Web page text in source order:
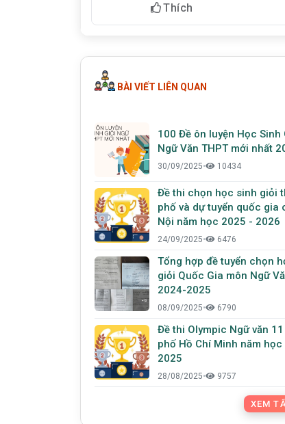
Thích
BÀI VIẾT LIÊN QUAN
100 Đề ôn luyện Học Sinh
Ngữ Văn THPT mới nhất
30/09/2025• 10434
Đề thi chọn học sinh giỏi
phố và dự tuyển quốc gia
Nội năm học 2025 - 2026
24/09/2025• 6476
Tổng hợp đề tuyển chọn
giỏi Quốc Gia môn Ngữ
2024-2025
08/09/2025• 6790
Đề thi Olympic Ngữ văn
phố Hồ Chí Minh năm
2025
28/08/2025• 9757
XEM